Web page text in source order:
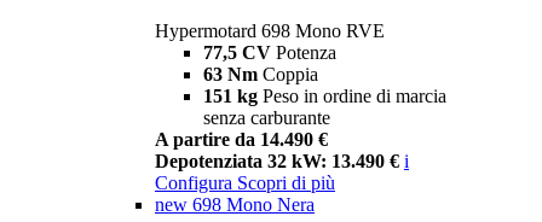
Hypermotard 698 Mono RVE
77,5 CV Potenza
63 Nm Coppia
151 kg Peso in ordine di marcia
senza carburante
A partire da 14.490 €
Depotenziata 32 kW: 13.490 € i
Configura Scopri di più
new 698 Mono Nera